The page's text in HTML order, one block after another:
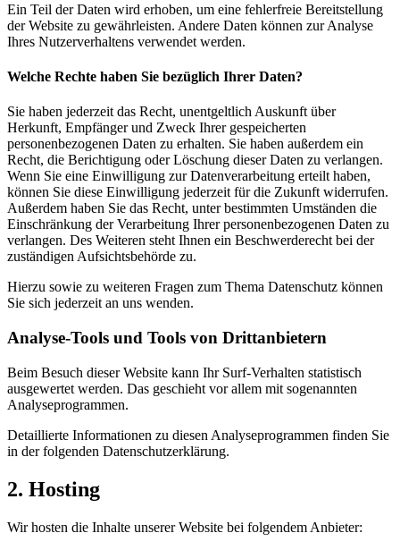
Ein Teil der Daten wird erhoben, um eine fehlerfreie Bereitstellung
der Website zu gewährleisten. Andere Daten können zur Analyse
Ihres Nutzerverhaltens verwendet werden.
Welche Rechte haben Sie bezüglich Ihrer Daten?
Sie haben jederzeit das Recht, unentgeltlich Auskunft über
Herkunft, Empfänger und Zweck Ihrer gespeicherten
personenbezogenen Daten zu erhalten. Sie haben außerdem ein
Recht, die Berichtigung oder Löschung dieser Daten zu verlangen.
Wenn Sie eine Einwilligung zur Datenverarbeitung erteilt haben,
können Sie diese Einwilligung jederzeit für die Zukunft widerrufen.
Außerdem haben Sie das Recht, unter bestimmten Umständen die
Einschränkung der Verarbeitung Ihrer personenbezogenen Daten zu
verlangen. Des Weiteren steht Ihnen ein Beschwerderecht bei der
zuständigen Aufsichtsbehörde zu.
Hierzu sowie zu weiteren Fragen zum Thema Datenschutz können
Sie sich jederzeit an uns wenden.
Analyse-Tools und Tools von Dritt­anbietern
Beim Besuch dieser Website kann Ihr Surf-Verhalten statistisch
ausgewertet werden. Das geschieht vor allem mit sogenannten
Analyseprogrammen.
Detaillierte Informationen zu diesen Analyseprogrammen finden Sie
in der folgenden Datenschutzerklärung.
2. Hosting
Wir hosten die Inhalte unserer Website bei folgendem Anbieter: